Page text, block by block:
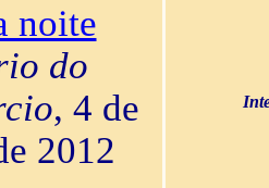
noite
do
, 4 de
2012